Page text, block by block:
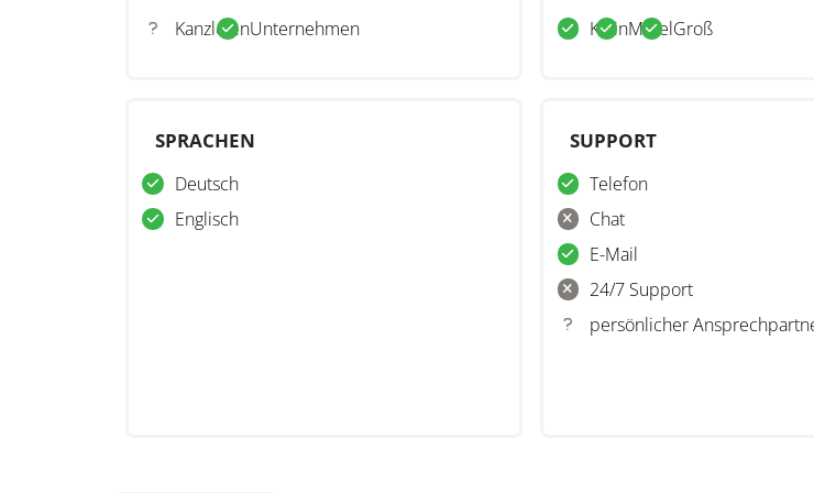
KanzleienUnternehmen KleinMittelGroß
SPRACHEN
Deutsch
Englisch
SUPPORT
Telefon
Chat
E-Mail
24/7 Support
persönlicher